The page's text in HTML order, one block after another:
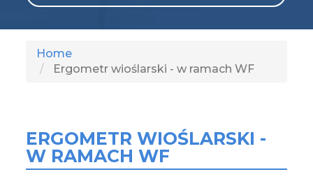
Home
Ergometr wioślarski - w ramach WF
ERGOMETR WIOŚLARSKI -
W RAMACH WF